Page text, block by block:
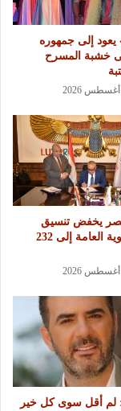
يعود إلى جمهوره
خشبة المسرح
يخفض تنسيق
القبول بالثانوية العامة إلى 232
لم أقل سوى كل خير